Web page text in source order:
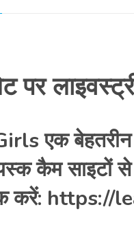
पर
एक
कैम साइटों से
करें: https://